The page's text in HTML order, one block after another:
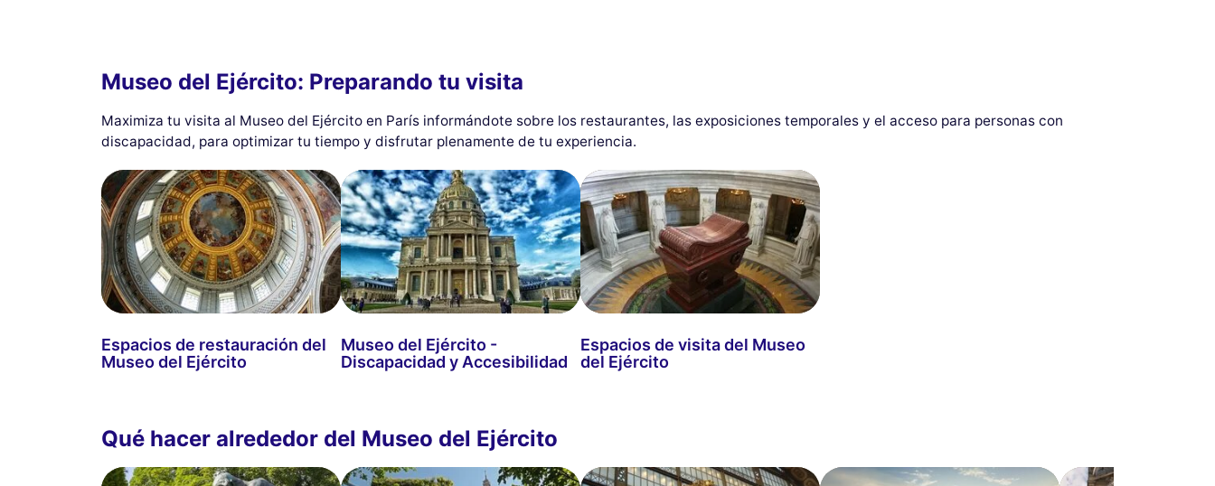
Museo del Ejército: Preparando tu visita
Maximiza tu visita al Museo del Ejército en París informándote sobre los restaurantes, las exposiciones temporales y el acceso para personas con
discapacidad, para optimizar tu tiempo y disfrutar plenamente de tu experiencia.
Espacios de restauración del
Museo del Ejército
Museo del Ejército -
Discapacidad y Accesibilidad
Espacios de visita del Museo
del Ejército
Qué hacer alrededor del Museo del Ejército